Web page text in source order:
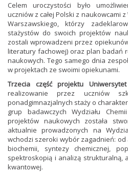
Celem uroczystości było
uczniów z całej Polski z naukowcami
Warszawskiego, którzy
stażystów do swoich projektów
zostali wprowadzeni przez
literatury fachowej) oraz plan badań
naukowych. Tego samego dnia
w projektach ze swoimi opiekunami.
Trzecia część projektu
realizowanie przez uczniów
ponadgimnazjalnych staży o
grup badawczych Wydziału
projektów naukowych została
aktualnie prowadzonych na
wchodzi szeroki wybór zagadnień:
biochemii, syntezy chemicznej,
spektroskopią i analizą strukturalną,
kwantowej.